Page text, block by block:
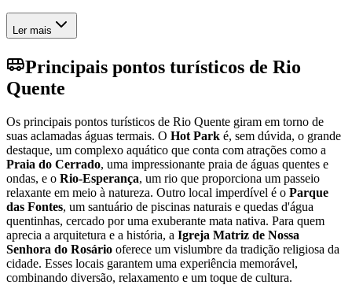
Ler mais
Principais pontos turísticos de Rio
Quente
Os principais pontos turísticos de Rio Quente giram em torno de
suas aclamadas águas termais. O Hot Park é, sem dúvida, o grande
destaque, um complexo aquático que conta com atrações como a
Praia do Cerrado, uma impressionante praia de águas quentes e
ondas, e o Rio-Esperança, um rio que proporciona um passeio
relaxante em meio à natureza. Outro local imperdível é o Parque
das Fontes, um santuário de piscinas naturais e quedas d'água
quentinhas, cercado por uma exuberante mata nativa. Para quem
aprecia a arquitetura e a história, a Igreja Matriz de Nossa
Senhora do Rosário oferece um vislumbre da tradição religiosa da
cidade. Esses locais garantem uma experiência memorável,
combinando diversão, relaxamento e um toque de cultura.